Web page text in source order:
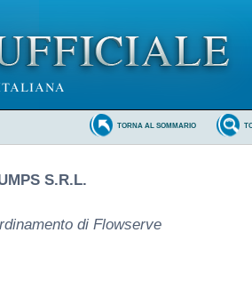
TORNA AL SOMMARIO
S.R.L.
di Flowserve